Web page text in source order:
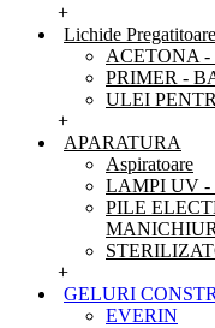
+
Lichide Pregatitoare
ACETONA
PRIMER -
ULEI
+
APARATURA
Aspiratoare
LAMPI UV -
PILE
+
GELURI
EVERIN